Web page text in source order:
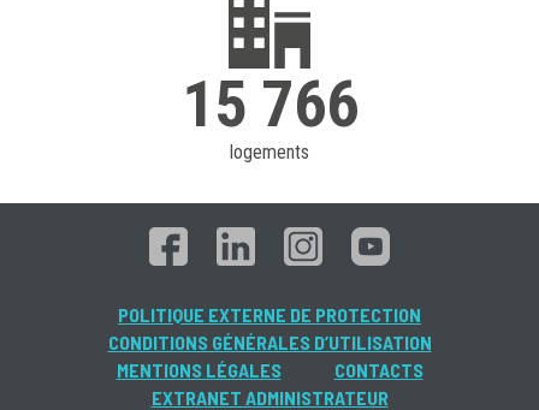
15 766
logements
POLITIQUE EXTERNE DE PROTECTION
CONDITIONS GÉNÉRALES D’UTILISATION
MENTIONS LÉGALES
CONTACTS
EXTRANET ADMINISTRATEUR